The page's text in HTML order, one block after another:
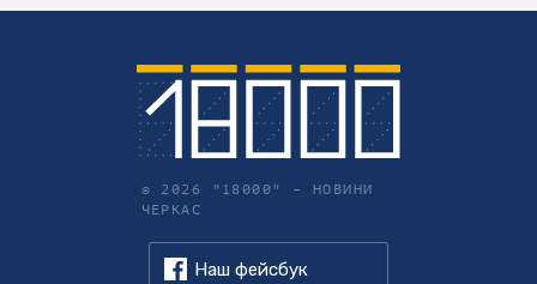
© 2026 "18000" – НОВИНИ
ЧЕРКАС
Наш фейсбук